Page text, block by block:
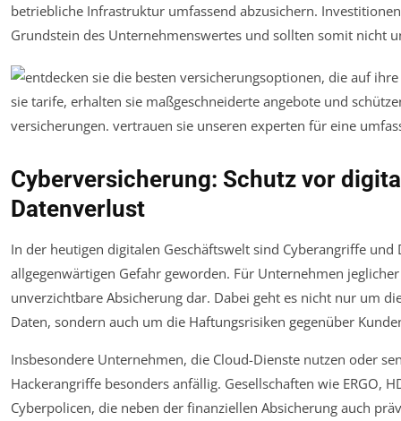
betriebliche Infrastruktur umfassend abzusichern.
Grundstein des Unternehmenswertes und sollten somit nicht
Cyberversicherung: Schutz vor
Datenverlust
In der heutigen digitalen Geschäftswelt sind Cyberangriffe
allgegenwärtigen Gefahr geworden. Für Unternehmen
unverzichtbare Absicherung dar. Dabei geht es nicht nur um
Daten, sondern auch um die Haftungsrisiken gegenüber
Insbesondere Unternehmen, die Cloud-Dienste nutzen oder
Hackerangriffe besonders anfällig. Gesellschaften wie ERGO,
Cyberpolicen, die neben der finanziellen Absicherung auch